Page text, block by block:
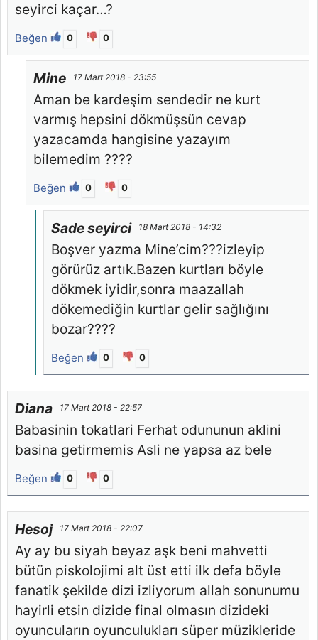
seyirci kaçar…?
Beğen 0 0
Mine 17 Mart 2018 - 23:55
Aman be kardeşim sendedir ne kurt
varmış hepsini dökmüşsün cevap
yazacamda hangisine yazayım
bilemedim ????
Beğen 0 0
Sade seyirci 18 Mart 2018 - 14:32
Boşver yazma Mine’cim???izleyip
görürüz artık.Bazen kurtları böyle
dökmek iyidir,sonra maazallah
dökemediğin kurtlar gelir sağlığını
bozar????
Beğen 0 0
Diana 17 Mart 2018 - 22:57
Babasinin tokatlari Ferhat odununun aklini
basina getirmemis Asli ne yapsa az bele
Beğen 0 0
Hesoj 17 Mart 2018 - 22:07
Ay ay bu siyah beyaz aşk beni mahvetti
bütün piskolojimi alt üst etti ilk defa böyle
fanatik şekilde dizi izliyorum allah sonunumu
hayirli etsin dizide final olmasın dizideki
oyuncuların oyunculukları süper müzikleride